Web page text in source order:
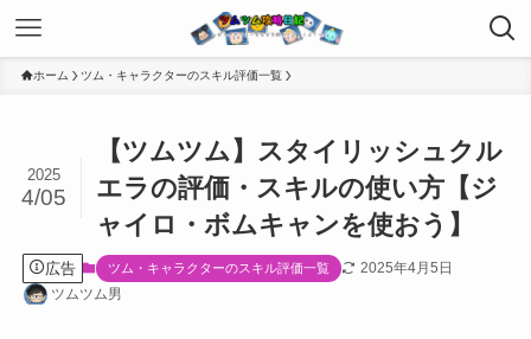
ホーム ツム・キャラクターのスキル評価一覧
【ツムツム】スタイリッシュクル
エラの評価・スキルの使い方【ジ
ャイロ・ボムキャンを使おう】
2025
4/05
広告 ツム・キャラクターのスキル評価一覧
2025年4月5日
ツムツム男